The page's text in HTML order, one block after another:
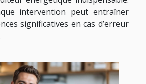
intervention peut entraîner
significatives en cas d’erreur